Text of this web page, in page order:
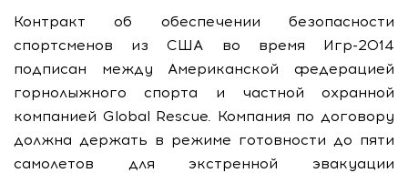
Контракт об обеспечении безопасности
спортсменов из США во время Игр-2014
подписан между Американской федерацией
горнолыжного спорта и частной охранной
компанией Global Rescue. Компания по договору
должна держать в режиме готовности до пяти
самолетов для экстренной эвакуации